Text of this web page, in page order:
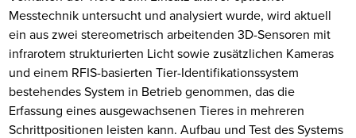
Messtechnik untersucht und analysiert wurde, wird aktuell
ein aus zwei stereometrisch arbeitenden 3D-Sensoren mit
infrarotem strukturierten Licht sowie zusätzlichen Kameras
und einem RFIS-basierten Tier-Identifikationssystem
bestehendes System in Betrieb genommen, das die
Erfassung eines ausgewachsenen Tieres in mehreren
Schrittpositionen leisten kann. Aufbau und Test des Systems